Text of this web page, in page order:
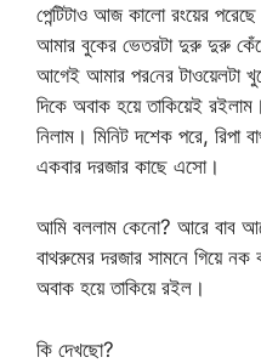
পেন্টিটাও আজ কালো রংয়ের
আমার বুকের ভেতরটা দুরু দুরু
আগেই আমার পর‌নের টাওয়েলটা
দিকে অবাক হয়ে তাকিয়েই
নিলাম। মিনিট দশেক পরে, রিপা
একবার দরজার কাছে এসো।
আমি বললাম কেনো? আরে বাব
বাথরুমের দরজার সামনে গিয়ে
অবাক হয়ে তাকিয়ে রইল।
কি দেখছো?